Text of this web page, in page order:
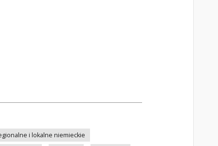
i lokalne niemieckie